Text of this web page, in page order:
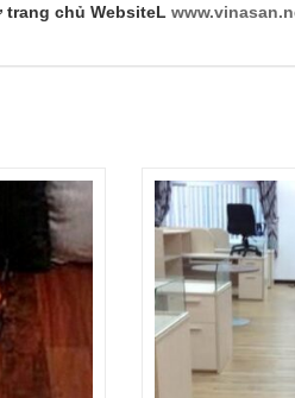
chủ WebsiteL